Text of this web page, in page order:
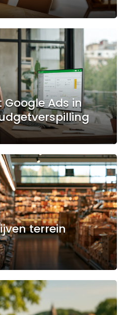
Ads in
terrein